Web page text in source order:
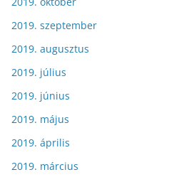
2019. szeptember
2019. augusztus
2019. július
2019. június
2019. május
2019. április
2019. március